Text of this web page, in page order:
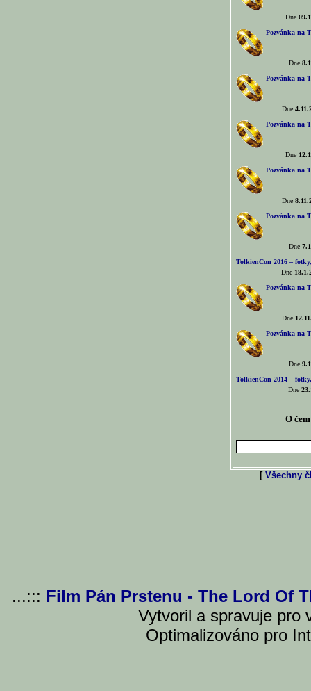
Dne
Pozvánka na
Dne
Pozvánka na
Dne
Pozvánka na
Dne
Pozvánka na
Dne
Pozvánka na
Dne
TolkienCon 2016 –
Dne
Pozvánka na
Dne
Pozvánka na
Dne
TolkienCon 2014 –
Dne
O
[ Všechny
...::: Film Pán Prstenu - The Lord Of
Vytvoril a spravuje pro
Optimalizováno pro